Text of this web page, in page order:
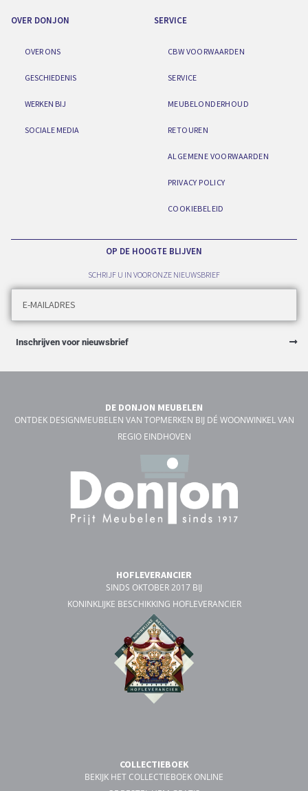
OVER DONJON
OVER ONS
GESCHIEDENIS
WERKEN BIJ
SOCIALE MEDIA
SERVICE
CBW VOORWAARDEN
SERVICE
MEUBELONDERHOUD
RETOUREN
ALGEMENE VOORWAARDEN
PRIVACY POLICY
COOKIEBELEID
OP DE HOOGTE BLIJVEN
SCHRIJF U IN VOOR ONZE NIEUWSBRIEF
Inschrijven voor nieuwsbrief
DE DONJON MEUBELEN
ONTDEK DESIGNMEUBELEN VAN TOPMERKEN BIJ DÉ WOONWINKEL VAN
REGIO EINDHOVEN
HOFLEVERANCIER
SINDS OKTOBER 2017 BIJ
KONINKLIJKE BESCHIKKING HOFLEVERANCIER
COLLECTIEBOEK
BEKIJK HET COLLECTIEBOEK ONLINE